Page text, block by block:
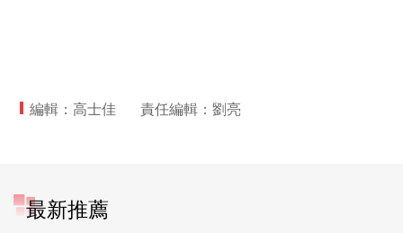
編輯：高士佳 責任編輯：劉亮
最新推薦